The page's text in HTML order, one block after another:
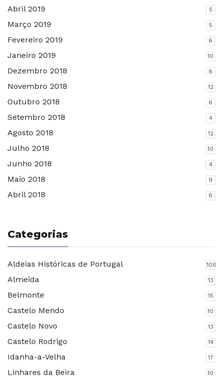
Abril 2019 5
Março 2019 5
Fevereiro 2019 6
Janeiro 2019 10
Dezembro 2018 8
Novembro 2018 12
Outubro 2018 6
Setembro 2018 4
Agosto 2018 12
Julho 2018 10
Junho 2018 4
Maio 2018 9
Abril 2018 6
Categorias
Aldeias Históricas de Portugal 109
Almeida 13
Belmonte 15
Castelo Mendo 10
Castelo Novo 13
Castelo Rodrigo 14
Idanha-a-Velha 17
Linhares da Beira 10